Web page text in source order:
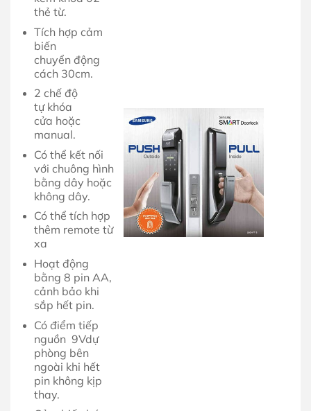
thẻ từ.
Tích hợp cảm
biến
chuyển động
cách 30cm.
2 chế độ
tự khóa
cửa hoặc
manual.
Có thể kết nối
với chuông hình
bằng dây hoặc
không dây.
Có thể tích hợp
thêm remote từ
xa
Hoạt động
bằng 8 pin AA,
cảnh bảo khi
sắp hết pin.
Có điểm tiếp
nguồn 9Vdự
phòng bên
ngoài khi hết
pin không kịp
thay.